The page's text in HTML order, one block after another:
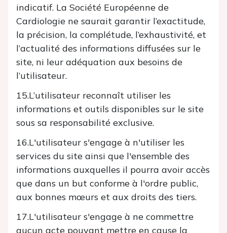
indicatif. La Société Européenne de
Cardiologie ne saurait garantir l’exactitude,
la précision, la complétude, l’exhaustivité, et
l’actualité des informations diffusées sur le
site, ni leur adéquation aux besoins de
l’utilisateur.
15.L’utilisateur reconnaît utiliser les
informations et outils disponibles sur le site
sous sa responsabilité exclusive.
16.L'utilisateur s'engage à n'utiliser les
services du site ainsi que l'ensemble des
informations auxquelles il pourra avoir accès
que dans un but conforme à l'ordre public,
aux bonnes mœurs et aux droits des tiers.
17.L'utilisateur s'engage à ne commettre
aucun acte pouvant mettre en cause la